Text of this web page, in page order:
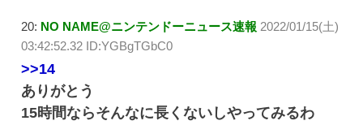
20: NO NAME@ニンテンドーニュース速報 2022/01/15(土)
03:42:52.32 ID:YGBgTGbC0
>>14
ありがとう
15時間ならそんなに長くないしやってみるわ